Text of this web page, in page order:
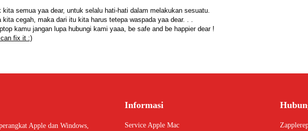
kita semua yaa dear, untuk selalu hati-hati dalam melakukan sesuatu.
kita cegah, maka dari itu kita harus tetepa waspada yaa dear. . .
kamu jangan lupa hubungi kami yaaa, be safe and be happier dear !
fix it :)
Apple dan Windows,
Informasi
Service Apple Mac